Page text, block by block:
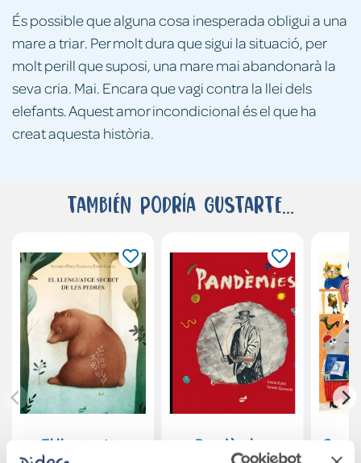
És possible que alguna cosa inesperada obligui a una
mare a triar. Per molt dura que sigui la situació, per
molt perill que suposi, una mare mai abandonarà la
seva cria. Mai. Encara que vagi contra la llei dels
elefants. Aquest amor incondicional és el que ha
creat aquesta història.
También podría gustarte...
El llenguatge
Pandèmies